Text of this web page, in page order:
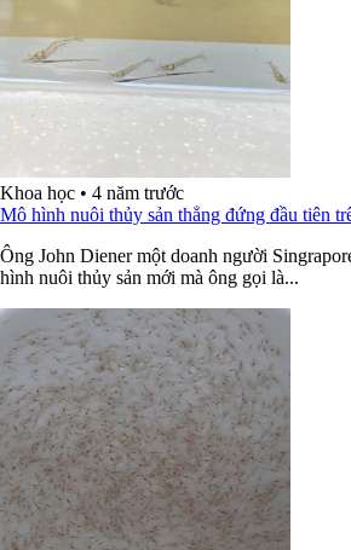
Khoa học • 4 năm trước
Mô hình nuôi thủy sản thẳng đứng đầu tiên
Ông John Diener một doanh người
hình nuôi thủy sản mới mà ông gọi là...